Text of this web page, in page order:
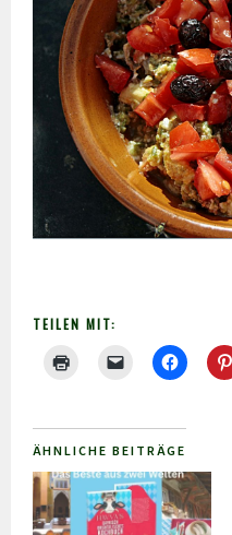
TEILEN MIT:
ÄHNLICHE BEITRÄGE